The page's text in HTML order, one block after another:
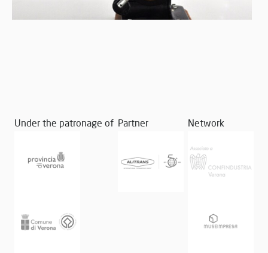
Under the patronage of Partner Network